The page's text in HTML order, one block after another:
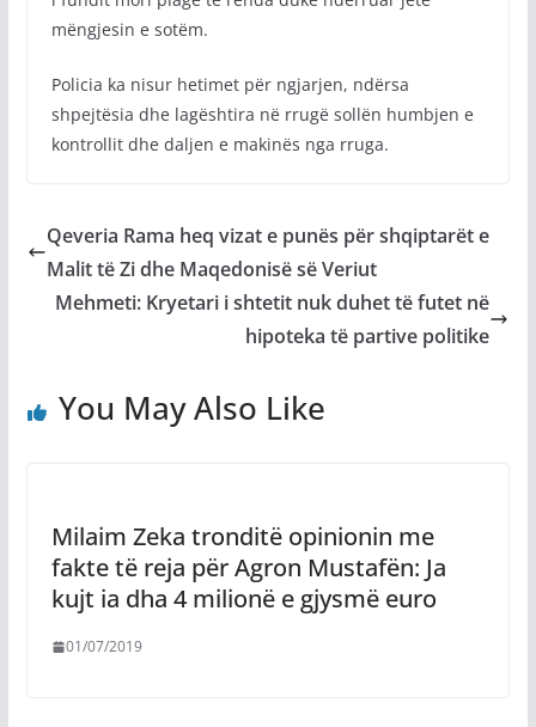
mëngjesin e sotëm.
Policia ka nisur hetimet për ngjarjen, ndërsa
shpejtësia dhe lagështira në rrugë sollën humbjen e
kontrollit dhe daljen e makinës nga rruga.
Qeveria Rama heq vizat e punës për shqiptarët e
Malit të Zi dhe Maqedonisë së Veriut
Mehmeti: Kryetari i shtetit nuk duhet të futet në
hipoteka të partive politike
You May Also Like
Milaim Zeka tronditë opinionin me
fakte të reja për Agron Mustafën: Ja
kujt ia dha 4 milionë e gjysmë euro
01/07/2019